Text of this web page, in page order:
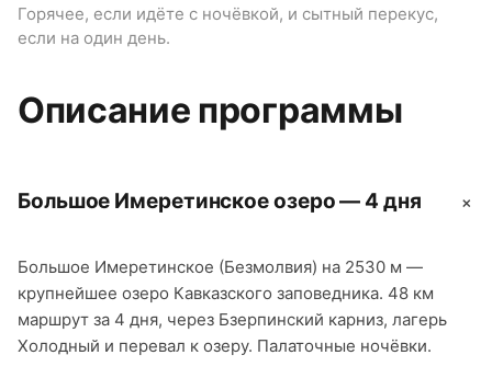
Горячее, если идёте с ночёвкой, и сытный перекус,
если на один день.
Описание программы
Большое Имеретинское озеро — 4 дня +
Большое Имеретинское (Безмолвия) на 2530 м —
крупнейшее озеро Кавказского заповедника. 48 км
маршрут за 4 дня, через Бзерпинский карниз, лагерь
Холодный и перевал к озеру. Палаточные ночёвки.